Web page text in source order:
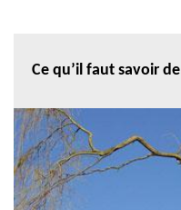
Ce qu’il faut savoir de